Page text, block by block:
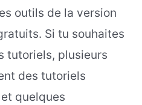
outils de la version
Si tu souhaites
tutoriels, plusieurs
des tutoriels
quelques